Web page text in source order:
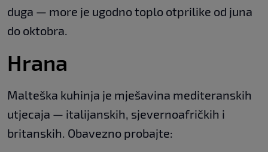
duga — more je ugodno toplo otprilike od juna
do oktobra.
Hrana
Malteška kuhinja je mješavina mediteranskih
utjecaja — italijanskih, sjevernoafričkih i
britanskih. Obavezno probajte: